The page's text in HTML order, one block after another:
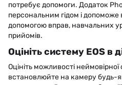
потребує допомоги. Додаток
персональним гідом і допоможе
допомогою вправ, навчальних
прийомів.
Оцініть систему EOS в
Оцініть можливості
встановлюйте на камеру будь-